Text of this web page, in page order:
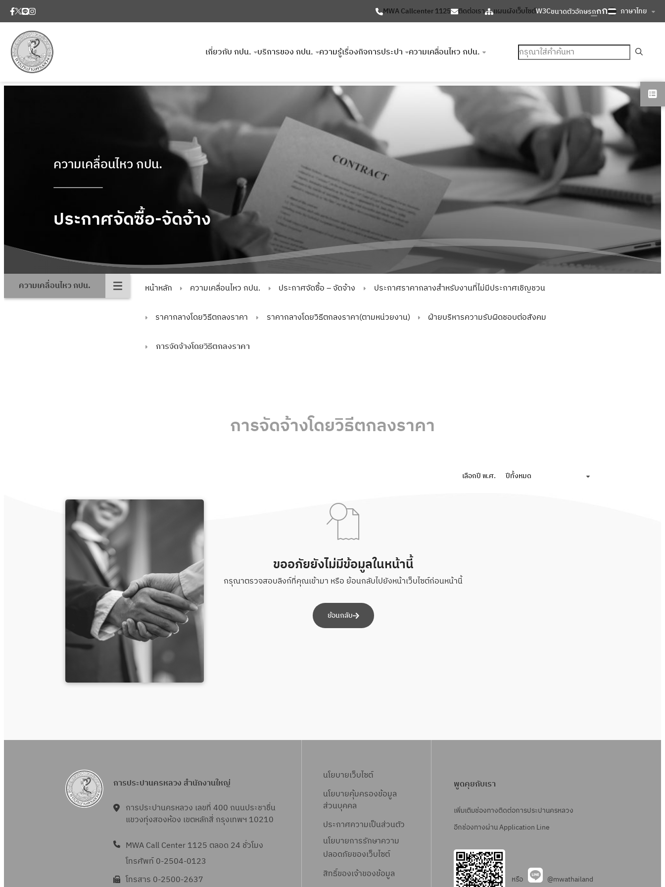
MWA Callcenter 1125 ติดต่อเรา แผนผังเว็บไซต์W3Cขนาดตัวอักษรกกก ภาษาไทย
เกี่ยวกับ กปน. บริการของ กปน. ความรู้เรื่องกิจการประปา ความเคลื่อนไหว กปน. ค้นหา
ความเคลื่อนไหว กปน.
ประกาศจัดซื้อ-จัดจ้าง
ความเคลื่อนไหว กปน. หน้าหลัก ความเคลื่อนไหว กปน. ประกาศจัดซื้อ – จัดจ้าง ประกาศราคากลางสำหรับงานที่ไม่มีประกาศเชิญชวน
ราคากลางโดยวิธีตกลงราคา ราคากลางโดยวิธีตกลงราคา(ตามหน่วยงาน) ฝ่ายบริหารความรับผิดชอบต่อสังคม
การจัดจ้างโดยวิธีตกลงราคา
การจัดจ้างโดยวิธีตกลงราคา
เลือกปี พ.ศ. ปีทั้งหมด
ขออภัยยังไม่มีข้อมูลในหน้านี้
กรุณาตรวจสอบลิงก์ที่คุณเข้ามา หรือ ย้อนกลับไปยังหน้าเว็บไซต์ก่อนหน้านี้
ย้อนกลับ
การประปานครหลวง สำนักงานใหญ่
การประปานครหลวง เลขที่ 400 ถนนประชาชื่น
แขวงทุ่งสองห้อง เขตหลักสี่ กรุงเทพฯ 10210
MWA Call Center 1125 ตลอด 24 ชั่วโมง
โทรศัพท์ 0-2504-0123
โทรสาร 0-2500-2637
นโยบายเว็บไซต์
นโยบายคุ้มครองข้อมูล
ส่วนบุคคล
ประกาศความเป็นส่วนตัว
นโยบายการรักษาความ
ปลอดภัยของเว็บไซต์
สิทธิ์ของเจ้าของข้อมูล
พูดคุยกับเรา
เพิ่มเติมช่องทางติดต่อการประปานครหลวง
อีกช่องทางผ่าน Application Line
หรือ @mwathailand